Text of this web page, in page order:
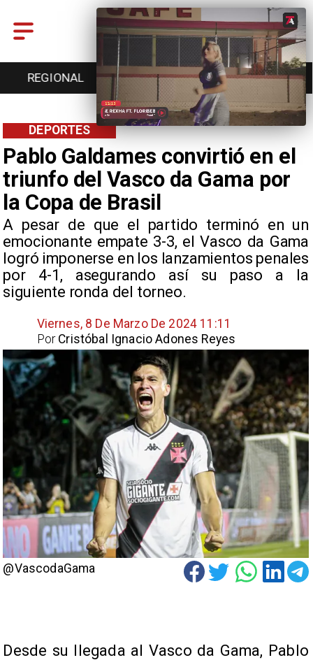
REGIONAL ENTRETENCIÓN DEPORTES
Pablo Galdames convirtió en el
triunfo del Vasco da Gama por
la Copa de Brasil
A pesar de que el partido terminó en un
emocionante empate 3-3, el Vasco da Gama
logró imponerse en los lanzamientos penales
por 4-1, asegurando así su paso a la
siguiente ronda del torneo.
DEPORTES
Viernes, 8 De Marzo De 2024 11:11
Cristóbal Ignacio Adones Reyes
Por
@VascodaGama
Desde su llegada al Vasco da Gama, Pablo